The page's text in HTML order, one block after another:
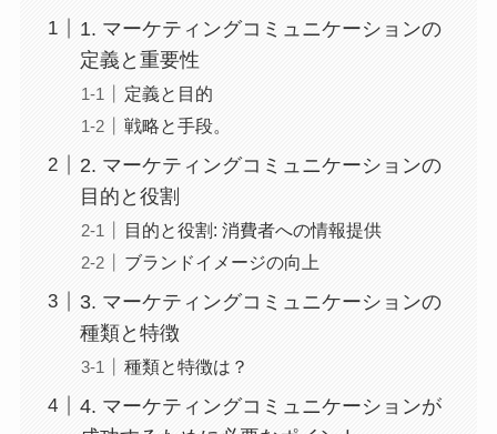
1. マーケティングコミュニケーションの
定義と重要性
定義と目的
戦略と手段。
2. マーケティングコミュニケーションの
目的と役割
目的と役割: 消費者への情報提供
ブランドイメージの向上
3. マーケティングコミュニケーションの
種類と特徴
種類と特徴は？
4. マーケティングコミュニケーションが